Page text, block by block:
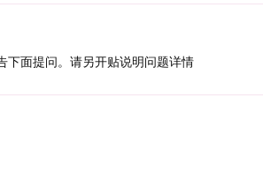
下面提问。请另开贴说明问题详情